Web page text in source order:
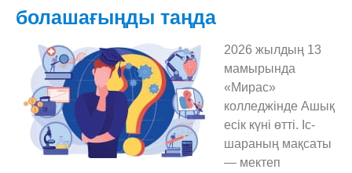
болашағыңды таңда
2026 жылдың 13
мамырында
«Мирас»
колледжінде Ашық
есік күні өтті. Іс-
шараның мақсаты
— мектеп